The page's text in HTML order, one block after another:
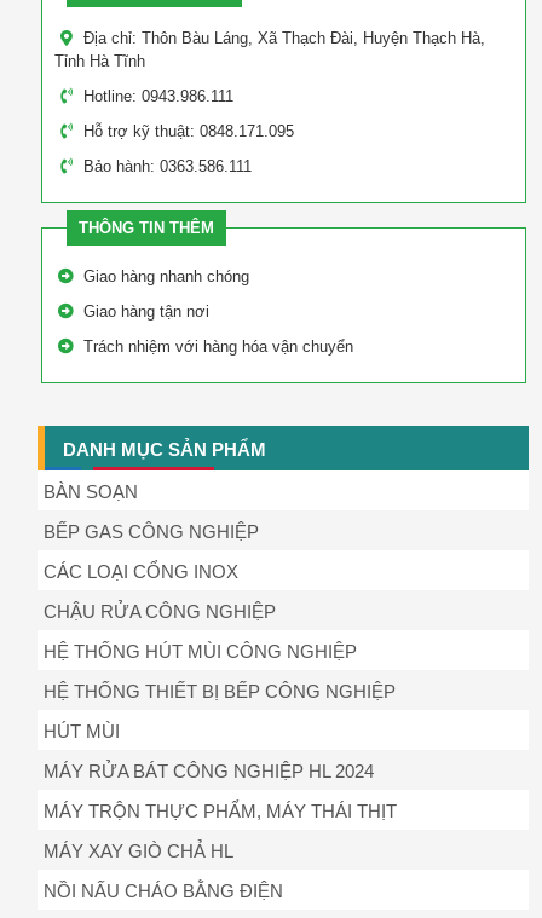
Địa chỉ: Thôn Bàu Láng, Xã Thạch Đài, Huyện Thạch Hà,
Tỉnh Hà Tĩnh
Hotline: 0943.986.111
Hỗ trợ kỹ thuật: 0848.171.095
Bảo hành: 0363.586.111
THÔNG TIN THÊM
Giao hàng nhanh chóng
Giao hàng tận nơi
Trách nhiệm với hàng hóa vận chuyển
DANH MỤC SẢN PHẨM
BÀN SOẠN
BẾP GAS CÔNG NGHIỆP
CÁC LOẠI CỔNG INOX
CHẬU RỬA CÔNG NGHIỆP
HỆ THỐNG HÚT MÙI CÔNG NGHIỆP
HỆ THỐNG THIẾT BỊ BẾP CÔNG NGHIỆP
HÚT MÙI
MÁY RỬA BÁT CÔNG NGHIỆP HL 2024
MÁY TRỘN THỰC PHẨM, MÁY THÁI THỊT
MÁY XAY GIÒ CHẢ HL
NỒI NẤU CHÁO BẰNG ĐIỆN